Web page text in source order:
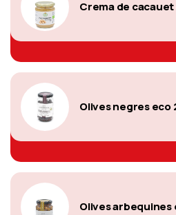
Crema de
Olives negres eco
Olives arbequines